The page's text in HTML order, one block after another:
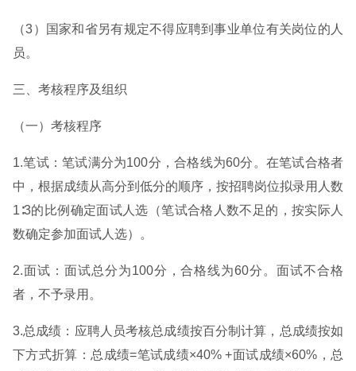
（3）国家和省另有规定不得应聘到事业单位有关岗位的人
员。
三、考核程序及组织
（一）考核程序
1.笔试：笔试满分为100分，合格线为60分。在笔试合格者
中，根据成绩从高分到低分的顺序，按招聘岗位拟录用人数
1∶3的比例确定面试人选（笔试合格人数不足的，按实际人
数确定参加面试人选）。
2.面试：面试总分为100分，合格线为60分。面试不合格
者，不予录用。
3.总成绩：应聘人员考核总成绩按百分制计算，总成绩按如
下方式折算：总成绩=笔试成绩×40% +面试成绩×60%，总